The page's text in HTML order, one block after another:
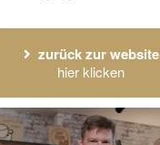
zurück zur website
hier klicken